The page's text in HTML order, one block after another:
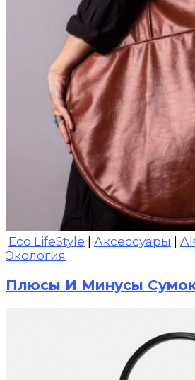
Eco LifeStyle Аксессуары
Экология
Плюсы И Минусы